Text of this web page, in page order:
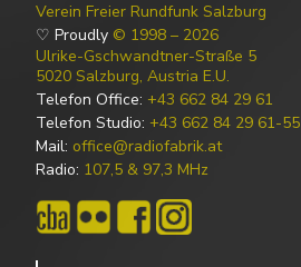
Verein Freier Rundfunk Salzburg
♡ Proudly © 1998 – 2026
Ulrike-Gschwandtner-Straße 5
5020 Salzburg, Austria E.U.
Telefon Office: +43 662 84 29 61
Telefon Studio: +43 662 84 29 61-55
Mail: office@radiofabrik.at
Radio: 107,5 & 97,3 MHz